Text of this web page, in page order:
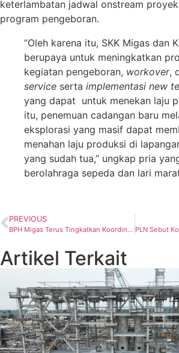
keterlambatan jadwal onstream
program pengeboran.
“Oleh karena itu, SKK Migas dan
berupaya untuk meningkatkan
kegiatan pengeboran, workover,
service serta implementasi new
yang dapat untuk menekan laju
itu, penemuan cadangan baru
eksplorasi yang masif dapat
menahan laju produksi di
yang sudah tua,” ungkap pria
berolahraga sepeda dan lari
PREVIOUS
BPH Migas Terus Tingkatkan Koordinasi Pemantauan Pasokan BBM dan Gas untuk Ramadhan dan Idul Fitri
Artikel Terkait